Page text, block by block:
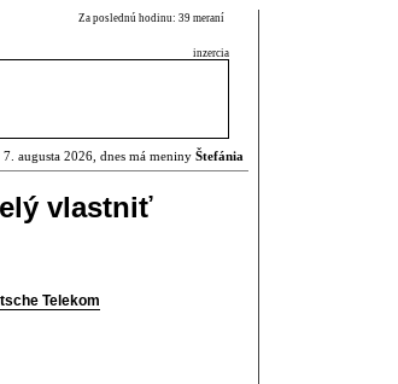
Za poslednú hodinu: 39 meraní
inzercia
7. augusta 2026, dnes má meniny Štefánia
vlastniť
Telekom